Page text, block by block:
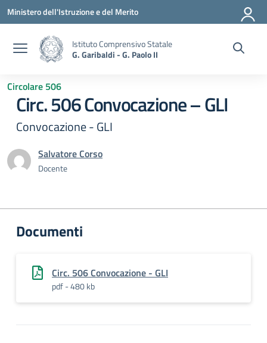
Vai ai contenuti
Vai al menu di navigazione
Vai al footer
Ministero dell'Istruzione e del Merito
Istituto Comprensivo Statale
G. Garibaldi - G. Paolo II
Circolare 506
Circ. 506 Convocazione – GLI
Convocazione - GLI
Salvatore Corso
Docente
Documenti
Circ. 506 Convocazione - GLI
pdf - 480 kb